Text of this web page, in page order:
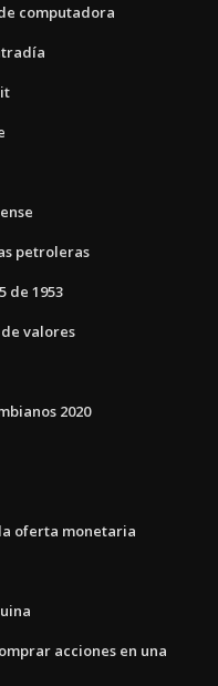
computadora
petroleras
de 1953
valores
2020
oferta monetaria
acciones en una